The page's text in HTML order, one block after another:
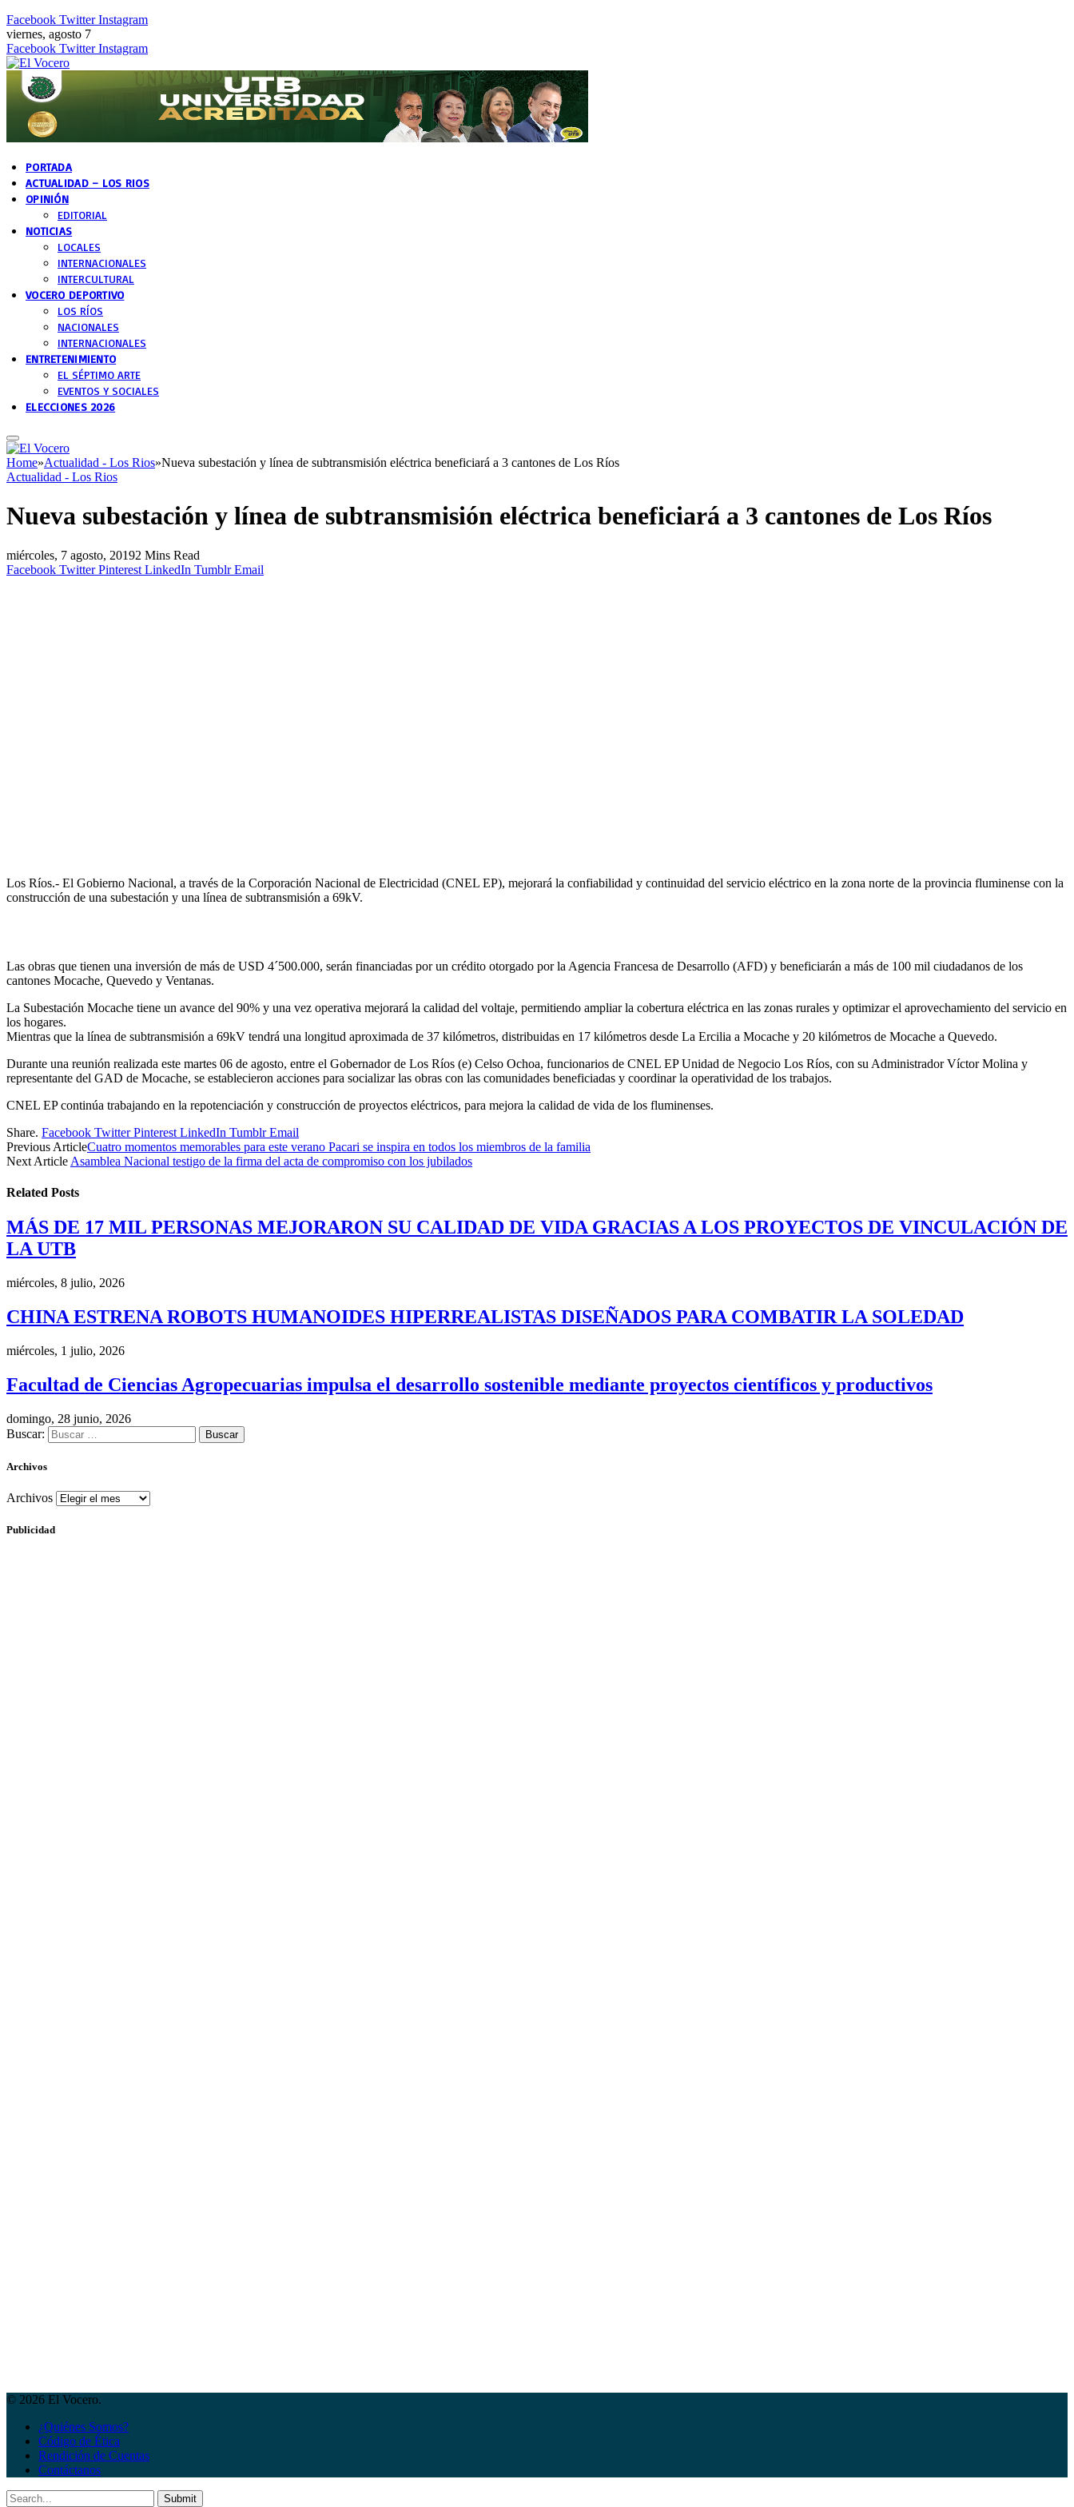
Facebook Twitter Instagram
viernes, agosto 7
Facebook Twitter Instagram
PORTADA
ACTUALIDAD – LOS RIOS
OPINIÓN
EDITORIAL
NOTICIAS
LOCALES
INTERNACIONALES
INTERCULTURAL
VOCERO DEPORTIVO
LOS RÍOS
NACIONALES
INTERNACIONALES
ENTRETENIMIENTO
EL SÉPTIMO ARTE
EVENTOS Y SOCIALES
ELECCIONES 2026
Home»Actualidad - Los Rios»Nueva subestación y línea de subtransmisión eléctrica beneficiará a 3 cantones de Los Ríos
Actualidad - Los Rios
Nueva subestación y línea de subtransmisión eléctrica beneficiará a 3 cantones de Los Ríos
miércoles, 7 agosto, 20192 Mins Read
Facebook Twitter Pinterest LinkedIn Tumblr Email
Los Ríos.- El Gobierno Nacional, a través de la Corporación Nacional de Electricidad (CNEL EP), mejorará la confiabilidad y continuidad del servicio eléctrico en la zona norte de la provincia fluminense con la
construcción de una subestación y una línea de subtransmisión a 69kV.
Las obras que tienen una inversión de más de USD 4´500.000, serán financiadas por un crédito otorgado por la Agencia Francesa de Desarrollo (AFD) y beneficiarán a más de 100 mil ciudadanos de los
cantones Mocache, Quevedo y Ventanas.
La Subestación Mocache tiene un avance del 90% y una vez operativa mejorará la calidad del voltaje, permitiendo ampliar la cobertura eléctrica en las zonas rurales y optimizar el aprovechamiento del servicio en
los hogares.
Mientras que la línea de subtransmisión a 69kV tendrá una longitud aproximada de 37 kilómetros, distribuidas en 17 kilómetros desde La Ercilia a Mocache y 20 kilómetros de Mocache a Quevedo.
Durante una reunión realizada este martes 06 de agosto, entre el Gobernador de Los Ríos (e) Celso Ochoa, funcionarios de CNEL EP Unidad de Negocio Los Ríos, con su Administrador Víctor Molina y
representante del GAD de Mocache, se establecieron acciones para socializar las obras con las comunidades beneficiadas y coordinar la operatividad de los trabajos.
CNEL EP continúa trabajando en la repotenciación y construcción de proyectos eléctricos, para mejora la calidad de vida de los fluminenses.
Share. Facebook Twitter Pinterest LinkedIn Tumblr Email
Previous ArticleCuatro momentos memorables para este verano Pacari se inspira en todos los miembros de la familia
Next Article Asamblea Nacional testigo de la firma del acta de compromiso con los jubilados
Related Posts
MÁS DE 17 MIL PERSONAS MEJORARON SU CALIDAD DE VIDA GRACIAS A LOS PROYECTOS DE VINCULACIÓN DE
LA UTB
miércoles, 8 julio, 2026
CHINA ESTRENA ROBOTS HUMANOIDES HIPERREALISTAS DISEÑADOS PARA COMBATIR LA SOLEDAD
miércoles, 1 julio, 2026
Facultad de Ciencias Agropecuarias impulsa el desarrollo sostenible mediante proyectos científicos y productivos
domingo, 28 junio, 2026
Buscar:
Archivos
Archivos
Publicidad
© 2026 El Vocero.
¿Quiénes Somos?
Código de Ética
Rendición de Cuentas
Contáctanos
Submit